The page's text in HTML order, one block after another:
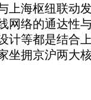
上海枢纽联动
网络的通达性
计等都是结合
坐拥京沪两大